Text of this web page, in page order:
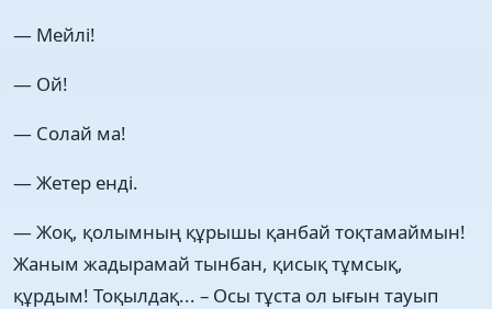
— Мейлі!
— Ой!
— Солай ма!
— Жетер енді.
— Жоқ, қолымның құрышы қанбай тоқтамаймын!
Жаным жадырамай тынбан, қисық тұмсық,
құрдым! Тоқылдақ... – Осы тұста ол ығын тауып